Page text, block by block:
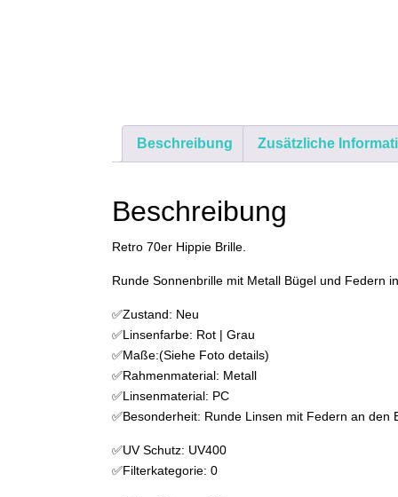
Beschreibung Zusätzliche
Beschreibung
Retro 70er Hippie Brille.
Runde Sonnenbrille mit Metall Bügel und Federn
✅Zustand: Neu
✅Linsenfarbe: Rot | Grau
✅Maße:(Siehe Foto details)
✅Rahmenmaterial: Metall
✅Linsenmaterial: PC
✅Besonderheit: Runde Linsen mit Federn an den
✅️UV Schutz: UV400
✅️Filterkategorie: 0